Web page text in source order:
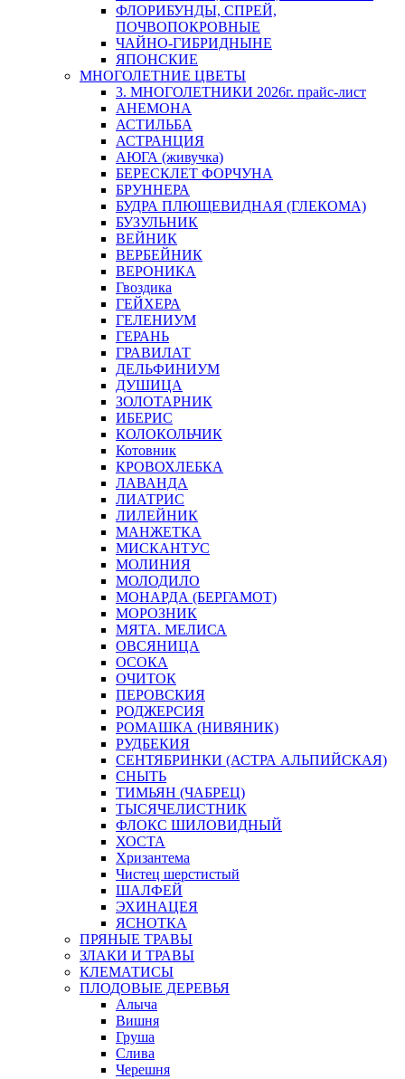
ФЛОРИБУНДЫ, СПРЕЙ,
ПОЧВОПОКРОВНЫЕ
ЧАЙНО-ГИБРИДНЫНЕ
ЯПОНСКИЕ
МНОГОЛЕТНИЕ ЦВЕТЫ
3. МНОГОЛЕТНИКИ 2026г. прайс-лист
АНЕМОНА
АСТИЛЬБА
АСТРАНЦИЯ
АЮГА (живучка)
БЕРЕСКЛЕТ ФОРЧУНА
БРУННЕРА
БУДРА ПЛЮЩЕВИДНАЯ (ГЛЕКОМА)
БУЗУЛЬНИК
ВЕЙНИК
ВЕРБЕЙНИК
ВЕРОНИКА
Гвоздика
ГЕЙХЕРА
ГЕЛЕНИУМ
ГЕРАНЬ
ГРАВИЛАТ
ДЕЛЬФИНИУМ
ДУШИЦА
ЗОЛОТАРНИК
ИБЕРИС
КОЛОКОЛЬЧИК
Котовник
КРОВОХЛЕБКА
ЛАВАНДА
ЛИАТРИС
ЛИЛЕЙНИК
МАНЖЕТКА
МИСКАНТУС
МОЛИНИЯ
МОЛОДИЛО
МОНАРДА (БЕРГАМОТ)
МОРОЗНИК
МЯТА. МЕЛИСА
ОВСЯНИЦА
ОСОКА
ОЧИТОК
ПЕРОВСКИЯ
РОДЖЕРСИЯ
РОМАШКА (НИВЯНИК)
РУДБЕКИЯ
СЕНТЯБРИНКИ (АСТРА АЛЬПИЙСКАЯ)
СНЫТЬ
ТИМЬЯН (ЧАБРЕЦ)
ТЫСЯЧЕЛИСТНИК
ФЛОКС ШИЛОВИДНЫЙ
ХОСТА
Хризантема
Чистец шерстистый
ШАЛФЕЙ
ЭХИНАЦЕЯ
ЯСНОТКА
ПРЯНЫЕ ТРАВЫ
ЗЛАКИ И ТРАВЫ
КЛЕМАТИСЫ
ПЛОДОВЫЕ ДЕРЕВЬЯ
Алыча
Вишня
Груша
Слива
Черешня